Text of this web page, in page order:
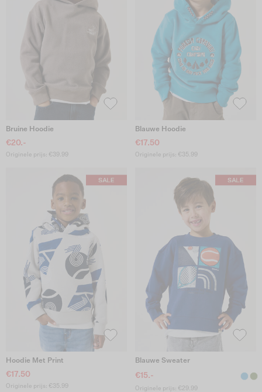
Bruine Hoodie
€20.-
Originele prijs: €39.99
Blauwe Hoodie
€17.50
Originele prijs: €35.99
Hoodie Met Print
€17.50
Originele prijs: €35.99
Blauwe Sweater
€15.-
Originele prijs: €29.99